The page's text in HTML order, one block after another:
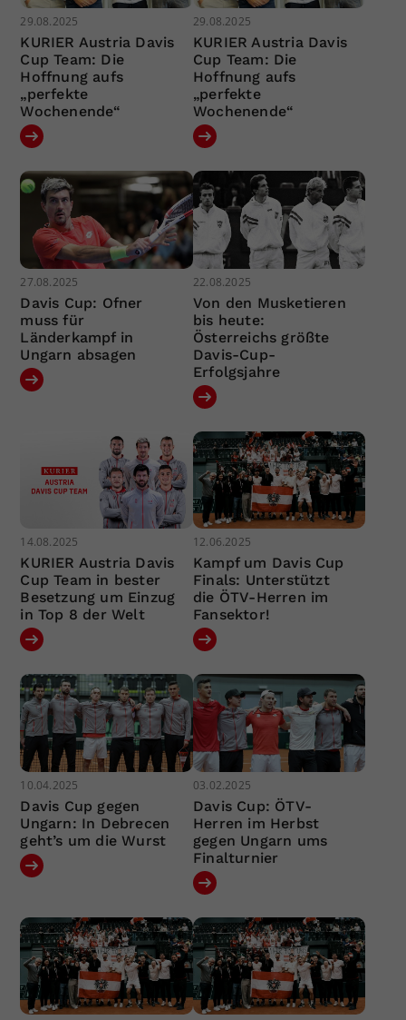
29.08.2025
KURIER Austria Davis
Cup Team: Die
Hoffnung aufs
„perfekte
Wochenende“
29.08.2025
KURIER Austria Davis
Cup Team: Die
Hoffnung aufs
„perfekte
Wochenende“
27.08.2025
Davis Cup: Ofner
muss für
Länderkampf in
Ungarn absagen
22.08.2025
Von den Musketieren
bis heute:
Österreichs größte
Davis-Cup-
Erfolgsjahre
14.08.2025
KURIER Austria Davis
Cup Team in bester
Besetzung um Einzug
in Top 8 der Welt
12.06.2025
Kampf um Davis Cup
Finals: Unterstützt
die ÖTV-Herren im
Fansektor!
10.04.2025
Davis Cup gegen
Ungarn: In Debrecen
geht’s um die Wurst
03.02.2025
Davis Cup: ÖTV-
Herren im Herbst
gegen Ungarn ums
Finalturnier